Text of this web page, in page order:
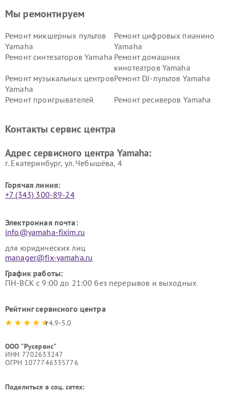
Мы ремонтируем
Ремонт микшерных пультов
Yamaha
Ремонт цифровых пианино
Yamaha
Ремонт синтезаторов Yamaha Ремонт домашних
кинотеатров Yamaha
Ремонт музыкальных центров
Yamaha
Ремонт DJ-пультов Yamaha
Ремонт проигрывателей
Ремонт ресиверов Yamaha
Yamaha
Yamaha
Контакты сервис центра
Адрес сервисного центра Yamaha:
г. Екатеринбург, ул. Чебышёва, 4
Горячая линия:
+7 (343) 300-89-24
Электронная почта:
info@yamaha-fixim.ru
для юридических лиц
manager@fix-yamaha.ru
График работы:
ПН-ВСК с 9:00 до 21:00 без перерывов и выходных
Рейтинг сервисного центра
4.9-5.0
ООО "Русервис"
ИНН 7702633247
ОГРН 1077746335776
Поделиться в соц. сетях: